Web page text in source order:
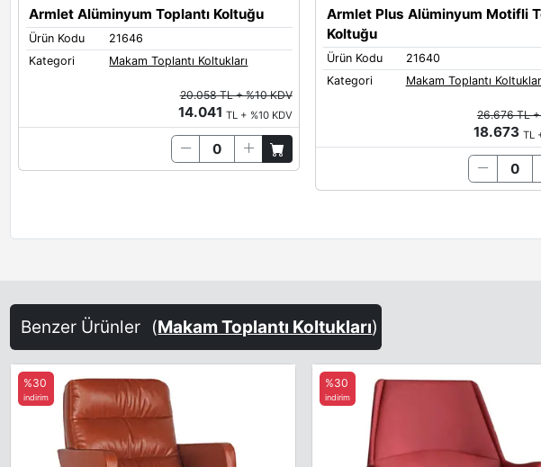
Armlet Alüminyum Toplantı Koltuğu
Ürün Kodu
21646
Kategori
Makam Toplantı Koltukları
20.058 TL + %10 KDV
14.041 TL + %10 KDV
Armlet Plus Alüminyum Motifli
Koltuğu
Ürün Kodu
21640
Kategori
Makam Toplantı
26.676 TL +
18.673 TL
Benzer Ürünler (Makam Toplantı Koltukları)
%30
indirim
%30
indirim